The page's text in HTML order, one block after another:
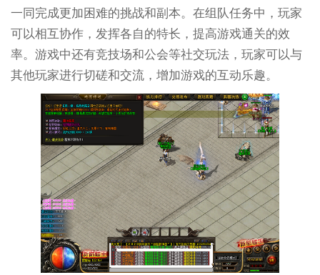
一同完成更加困难的挑战和副本。在组队任务中，玩家
可以相互协作，发挥各自的特长，提高游戏通关的效
率。游戏中还有竞技场和公会等社交玩法，玩家可以与
其他玩家进行切磋和交流，增加游戏的互动乐趣。